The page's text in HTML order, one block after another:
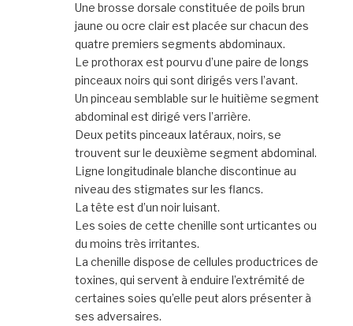
Une brosse dorsale constituée de poils brun
jaune ou ocre clair est placée sur chacun des
quatre premiers segments abdominaux.
Le prothorax est pourvu d’une paire de longs
pinceaux noirs qui sont dirigés vers l’avant.
Un pinceau semblable sur le huitième segment
abdominal est dirigé vers l’arrière.
Deux petits pinceaux latéraux, noirs, se
trouvent sur le deuxième segment abdominal.
Ligne longitudinale blanche discontinue au
niveau des stigmates sur les flancs.
La tête est d’un noir luisant.
Les soies de cette chenille sont urticantes ou
du moins très irritantes.
La chenille dispose de cellules productrices de
toxines, qui servent à enduire l’extrémité de
certaines soies qu’elle peut alors présenter à
ses adversaires.